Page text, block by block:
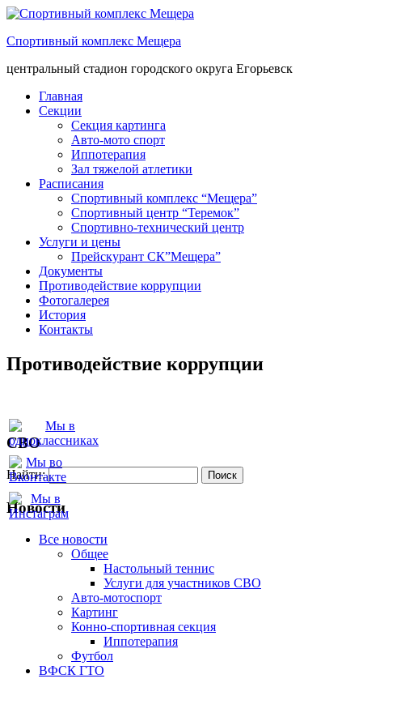
Спортивный комплекс Мещера
центральный стадион городского округа Егорьевск
Главная
Секции
Секция картинга
Авто-мото спорт
Иппотерапия
Зал тяжелой атлетики
Расписания
Спортивный комплекс “Мещера”
Спортивный центр “Теремок”
Спортивно-технический центр
Услуги и цены
Прейскурант СК”Мещера”
Документы
Противодействие коррупции
Фотогалерея
История
Контакты
Противодействие коррупции
СВО
Найти:
Новости
Все новости
Oбщее
Настольный теннис
Услуги для участников СВО
Авто-мотоспорт
Картинг
Конно-спортивная секция
Иппотерапия
Футбол
ВФСК ГТО